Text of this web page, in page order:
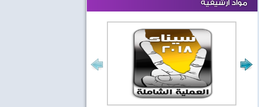
مواد ارشيفيه